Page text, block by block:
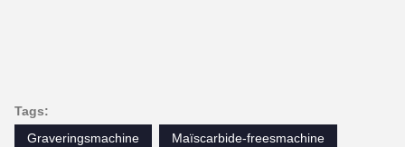
Tags:
Graveringsmachine
Maïscarbide-freesmachine